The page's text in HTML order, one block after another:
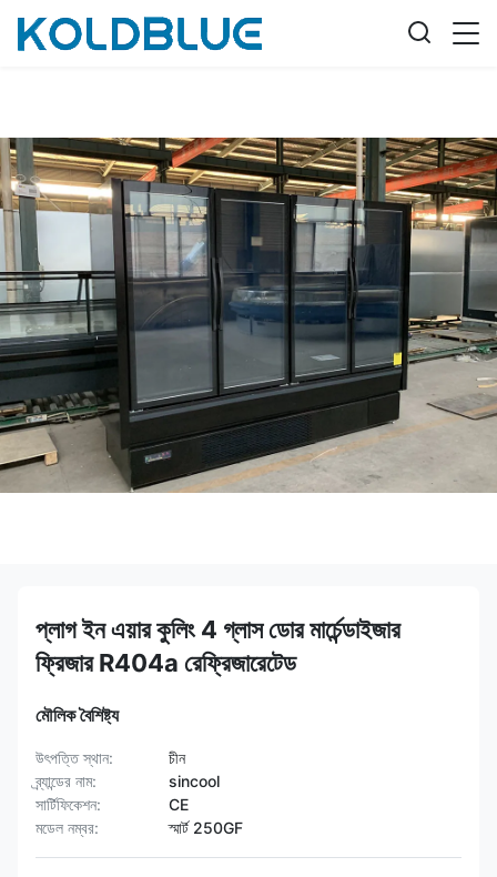
প্লাগ ইন এয়ার কুলিং 4 গ্লাস ডোর মার্চেন্ডাইজার
ফ্রিজার R404a রেফ্রিজারেটেড
মৌলিক বৈশিষ্ট্য
উৎপত্তি স্থান:
চীন
ব্র্যান্ডের নাম:
sincool
সার্টিফিকেশন:
CE
মডেল নম্বর:
স্মার্ট 250GF